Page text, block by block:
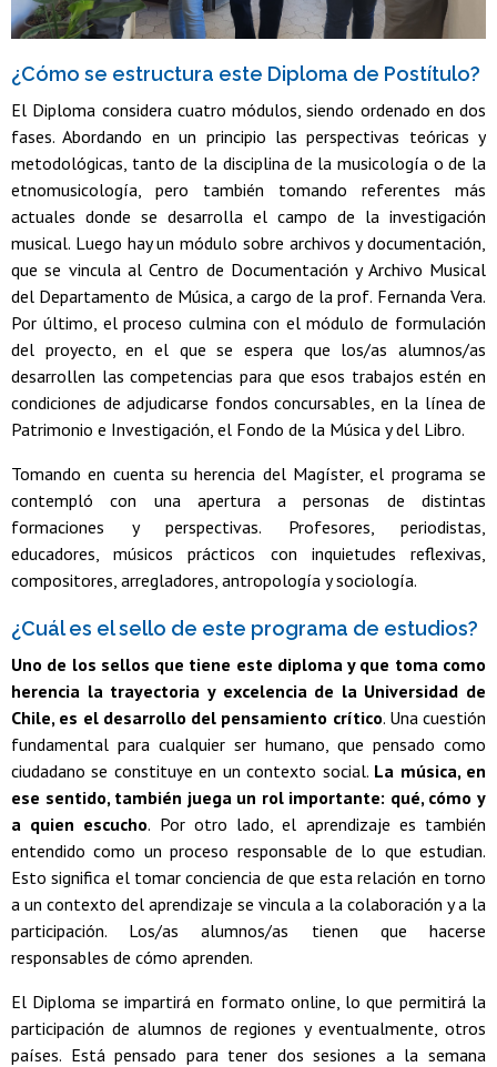
¿Cómo se estructura este Diploma de Postítulo?
El Diploma considera cuatro módulos, siendo ordenado en dos
fases. Abordando en un principio las perspectivas teóricas y
metodológicas, tanto de la disciplina de la musicología o de la
etnomusicología, pero también tomando referentes más
actuales donde se desarrolla el campo de la investigación
musical. Luego hay un módulo sobre archivos y documentación,
que se vincula al Centro de Documentación y Archivo Musical
del Departamento de Música, a cargo de la prof. Fernanda Vera.
Por último, el proceso culmina con el módulo de formulación
del proyecto, en el que se espera que los/as alumnos/as
desarrollen las competencias para que esos trabajos estén en
condiciones de adjudicarse fondos concursables, en la línea de
Patrimonio e Investigación, el Fondo de la Música y del Libro.
Tomando en cuenta su herencia del Magíster, el programa se
contempló con una apertura a personas de distintas
formaciones y perspectivas. Profesores, periodistas,
educadores, músicos prácticos con inquietudes reflexivas,
compositores, arregladores, antropología y sociología.
¿Cuál es el sello de este programa de estudios?
Uno de los sellos que tiene este diploma y que toma como
herencia la trayectoria y excelencia de la Universidad de
Chile, es el desarrollo del pensamiento crítico. Una cuestión
fundamental para cualquier ser humano, que pensado como
ciudadano se constituye en un contexto social. La música, en
ese sentido, también juega un rol importante: qué, cómo y
a quien escucho. Por otro lado, el aprendizaje es también
entendido como un proceso responsable de lo que estudian.
Esto significa el tomar conciencia de que esta relación en torno
a un contexto del aprendizaje se vincula a la colaboración y a la
participación. Los/as alumnos/as tienen que hacerse
responsables de cómo aprenden.
El Diploma se impartirá en formato online, lo que permitirá la
participación de alumnos de regiones y eventualmente, otros
países. Está pensado para tener dos sesiones a la semana